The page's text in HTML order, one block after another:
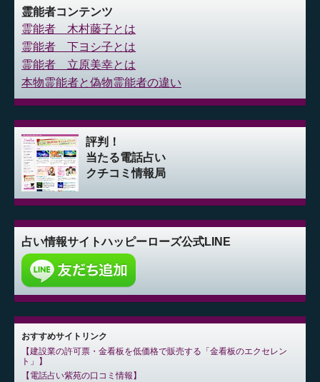
霊能者コンテンツ
霊能者 木村藤子とは
霊能者 下ヨシ子とは
霊能者 立原美幸とは
本物霊能者と偽物霊能者の違い
評判！
当たる電話占い
クチコミ情報局
占い情報サイトハッピーローズ公式LINE
おすすめサイトリンク
建設業の許可票・金看板を低価格で販売する「金看板のエクセレン
ト」
電話占い紫苑の口コミ情報